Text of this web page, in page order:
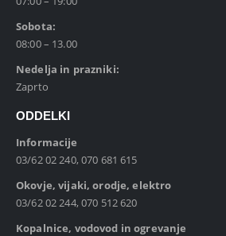
Sobota:
08:00 – 13.00
Nedelja in prazniki:
Zaprto
ODDELKI
Informacije
03/62 02 240, 070 681 615
Okovje, vijaki, orodje, elektro
03/62 02 244, 070 512 620
Kopalnice, vodovod in ogrevanje